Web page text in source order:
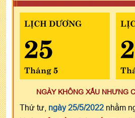
LỊCH DƯƠNG
25
Tháng 5
NGÀY KHÔNG XẤU NHƯNG
Thứ tư, ngày 25/5/2022 nhằm